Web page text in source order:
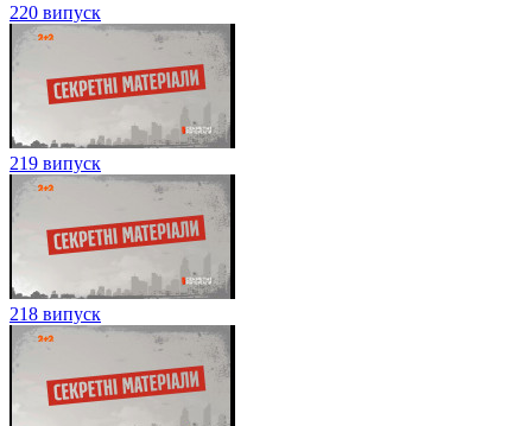
220 випуск
219 випуск
218 випуск